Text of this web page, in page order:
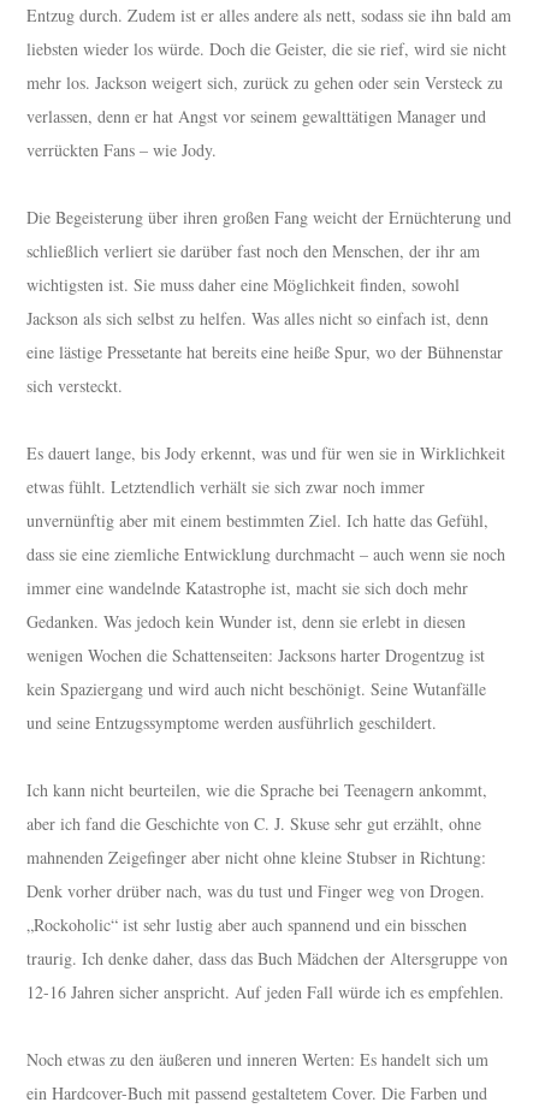
Entzug durch. Zudem ist er alles andere als nett, sodass sie ihn bald am
liebsten wieder los würde. Doch die Geister, die sie rief, wird sie nicht
mehr los. Jackson weigert sich, zurück zu gehen oder sein Versteck zu
verlassen, denn er hat Angst vor seinem gewalttätigen Manager und
verrückten Fans – wie Jody.
Die Begeisterung über ihren großen Fang weicht der Ernüchterung und
schließlich verliert sie darüber fast noch den Menschen, der ihr am
wichtigsten ist. Sie muss daher eine Möglichkeit finden, sowohl
Jackson als sich selbst zu helfen. Was alles nicht so einfach ist, denn
eine lästige Pressetante hat bereits eine heiße Spur, wo der Bühnenstar
sich versteckt.
Es dauert lange, bis Jody erkennt, was und für wen sie in Wirklichkeit
etwas fühlt. Letztendlich verhält sie sich zwar noch immer
unvernünftig aber mit einem bestimmten Ziel. Ich hatte das Gefühl,
dass sie eine ziemliche Entwicklung durchmacht – auch wenn sie noch
immer eine wandelnde Katastrophe ist, macht sie sich doch mehr
Gedanken. Was jedoch kein Wunder ist, denn sie erlebt in diesen
wenigen Wochen die Schattenseiten: Jacksons harter Drogentzug ist
kein Spaziergang und wird auch nicht beschönigt. Seine Wutanfälle
und seine Entzugssymptome werden ausführlich geschildert.
Ich kann nicht beurteilen, wie die Sprache bei Teenagern ankommt,
aber ich fand die Geschichte von C. J. Skuse sehr gut erzählt, ohne
mahnenden Zeigefinger aber nicht ohne kleine Stubser in Richtung:
Denk vorher drüber nach, was du tust und Finger weg von Drogen.
„Rockoholic“ ist sehr lustig aber auch spannend und ein bisschen
traurig. Ich denke daher, dass das Buch Mädchen der Altersgruppe von
12-16 Jahren sicher anspricht. Auf jeden Fall würde ich es empfehlen.
Noch etwas zu den äußeren und inneren Werten: Es handelt sich um
ein Hardcover-Buch mit passend gestaltetem Cover. Die Farben und